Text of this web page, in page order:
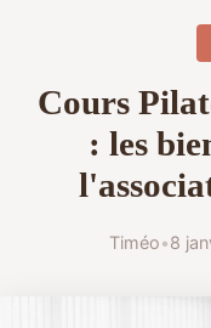
Cours
: les
Timéo•8